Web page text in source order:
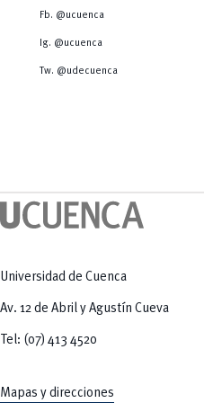
Tecnologías
Radio Universitaria
Sostenibilidad
Fb. @ucuenca
Ig. @ucuenca
Tw. @udecuenca
Universidad de Cuenca
Av. 12 de Abril y Agustín Cueva
Tel: (07) 413 4520
Mapas y direcciones